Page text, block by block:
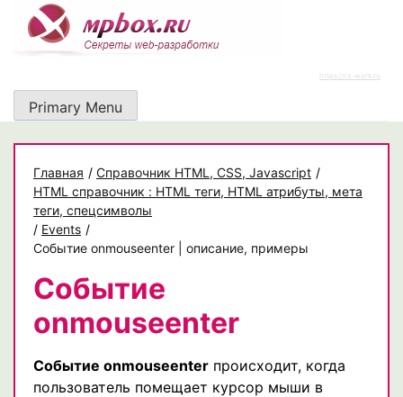
content
https://rz-work.ru
Primary Menu
Главная / Cправочник HTML, CSS, Javascript /
HTML справочник : HTML теги, HTML атрибуты, мета
теги, спецсимволы
/ Events /
Событие onmouseenter | описание, примеры
Событие
onmouseenter
Событие onmouseenter происходит, когда
пользователь помещает курсор мыши в